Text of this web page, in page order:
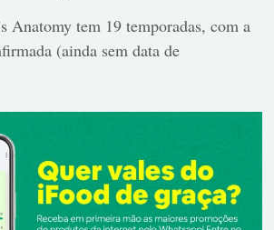
Anatomy tem 19 temporadas, com a
(ainda sem data de